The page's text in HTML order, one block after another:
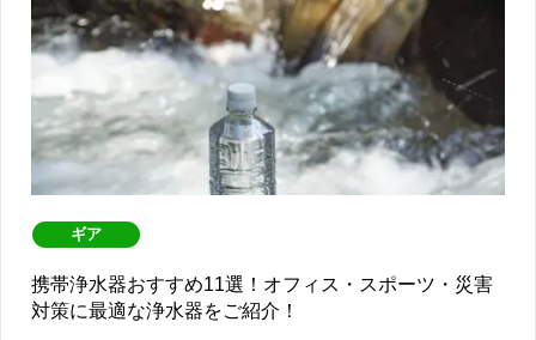
ギア
携帯浄水器おすすめ11選！オフィス・スポーツ・災害
対策に最適な浄水器をご紹介！